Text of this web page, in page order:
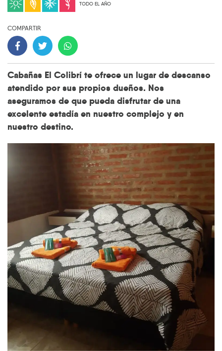
TODO EL AÑO
COMPARTIR
Cabañas El Colibrí te ofrece un lugar de descanso
atendido por sus propios dueños. Nos
aseguramos de que pueda disfrutar de una
excelente estadía en nuestro complejo y en
nuestro destino.